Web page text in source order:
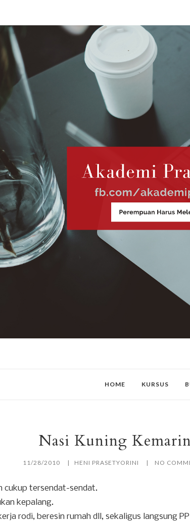
HOME KURSUS
Nasi Kuning
11/28/2010 HENI PRASETYORINI NO
cukup tersendat-sendat.
kepalang.
rodi, beresin rumah dll, sekaligus langsung